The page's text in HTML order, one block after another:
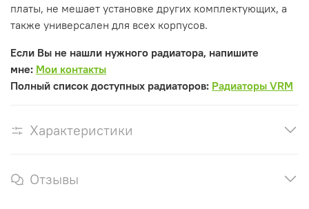
платы, не мешает установке других комплектующих, а
также универсален для всех корпусов.
Если Вы не нашли нужного радиатора, напишите
мне: Мои контакты
Полный список доступных радиаторов: Радиаторы VRM
Характеристики
Отзывы